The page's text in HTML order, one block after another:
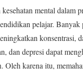
kesehatan mental dalam
pelajar.
konsentrasi,
dan depresi dapat
Oleh karena itu,